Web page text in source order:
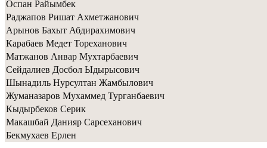
Оспан Райымбек
Раджапов Ришат Ахметжанович
Арынов Бахыт Абдирахимович
Карабаев Медет Тореханович
Матжанов Анвар Мухтарбаевич
Сейдалиев Досбол Ыдырысович
Шынадиль Нурсултан Жамбылович
Жуманазаров Мухаммед Турганбаевич
Кыдырбеков Серик
Макашбай Данияр Сарсеханович
Бекмухаев Ерлен